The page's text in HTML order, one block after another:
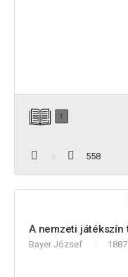
1
558
A nemzeti játékszín
Bayer József 1887